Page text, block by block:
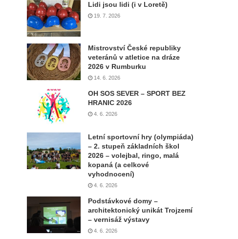
Lidi jsou lidi (i v Loretě)
19. 7. 2026
Mistrovství České republiky
veteránů v atletice na dráze
2026 v Rumburku
14. 6. 2026
OH SOS SEVER – SPORT BEZ
HRANIC 2026
4. 6. 2026
Letní sportovní hry (olympiáda)
– 2. stupeň základních škol
2026 – volejbal, ringo, malá
kopaná (a celkové
vyhodnocení)
4. 6. 2026
Podstávkové domy –
architektonický unikát Trojzemí
– vernisáž výstavy
4. 6. 2026